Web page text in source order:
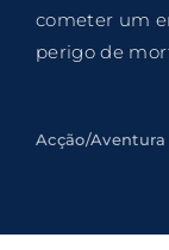
cometer um
perigo de
Acção/Aventura